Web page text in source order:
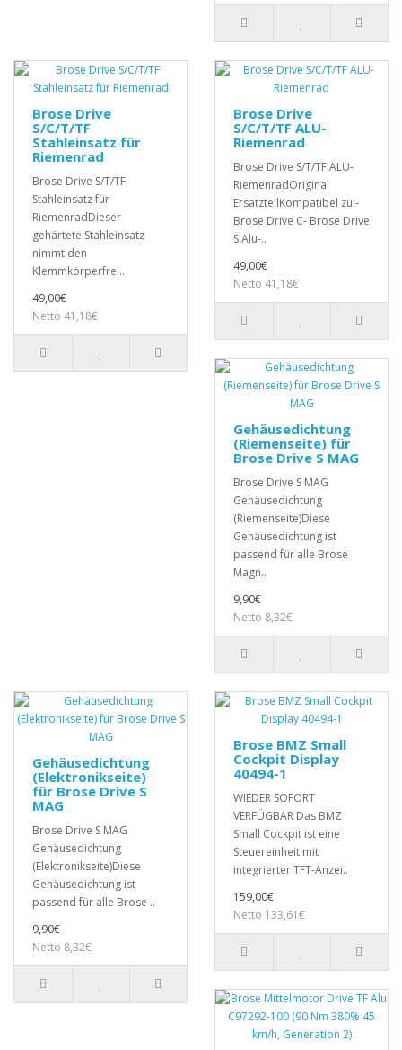
Brose Drive
S/C/T/TF
Stahleinsatz für
Riemenrad
Brose Drive S/T/TF
Stahleinsatz für
RiemenradDieser
gehärtete Stahleinsatz
nimmt den
Klemmkörperfrei..
49,00€
Netto 41,18€
Brose Drive
S/C/T/TF ALU-
Riemenrad
Brose Drive S/T/TF ALU-
RiemenradOriginal
ErsatzteilKompatibel zu:-
Brose Drive C- Brose Drive
S Alu-..
49,00€
Netto 41,18€
Gehäusedichtung
(Riemenseite) für
Brose Drive S MAG
Brose Drive S MAG
Gehäusedichtung
(Riemenseite)Diese
Gehäusedichtung ist
passend für alle Brose
Magn..
9,90€
Netto 8,32€
Gehäusedichtung
(Elektronikseite)
für Brose Drive S
MAG
Brose Drive S MAG
Gehäusedichtung
(Elektronikseite)Diese
Gehäusedichtung ist
passend für alle Brose ..
9,90€
Netto 8,32€
Brose BMZ Small
Cockpit Display
40494-1
WIEDER SOFORT
VERFÜGBAR Das BMZ
Small Cockpit ist eine
Steuereinheit mit
integrierter TFT-Anzei..
159,00€
Netto 133,61€